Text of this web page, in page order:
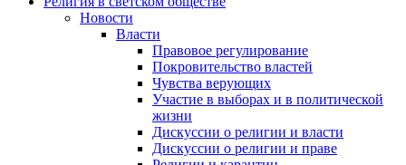
Новости
Власти
Правовое регулирование
Покровительство властей
Чувства верующих
Участие в выборах и в политической
жизни
Дискуссии о религии и власти
Дискуссии о религии и праве